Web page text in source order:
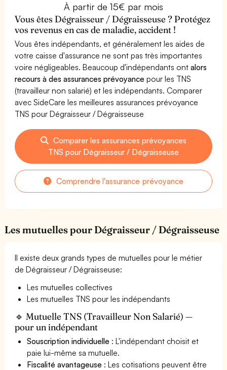
À partir de 15€ par mois
Vous êtes Dégraisseur / Dégraisseuse ? Protégez
vos revenus en cas de maladie, accident !
Vous êtes indépendants, et généralement les aides de
votre caisse d'assurance ne sont pas très importantes
voire négligeables. Beaucoup d'indépendants ontalors
recours à des assurances prévoyance pour les TNS
(travailleur non salarié) et les indépendants. Comparer
avec SideCare les meilleures assurances prévoyance
TNS pour Dégraisseur / Dégraisseuse
Comparer les assurances prévoyances
TNS pour Dégraisseur / Dégraisseuse
Comprendre l'assurance prévoyance
Les mutuelles pour Dégraisseur / Dégraisseuse
Il existe deux grands types de mutuelles pour le métier
de Dégraisseur / Dégraisseuse:
Les mutuelles collectives
Les mutuelles TNS pour les indépendants
🔹 Mutuelle TNS (Travailleur Non Salarié) —
pour un indépendant
Souscription individuelle : L'indépendant choisit et
paie lui-même sa mutuelle.
Fiscalité avantageuse : Les cotisations peuvent être